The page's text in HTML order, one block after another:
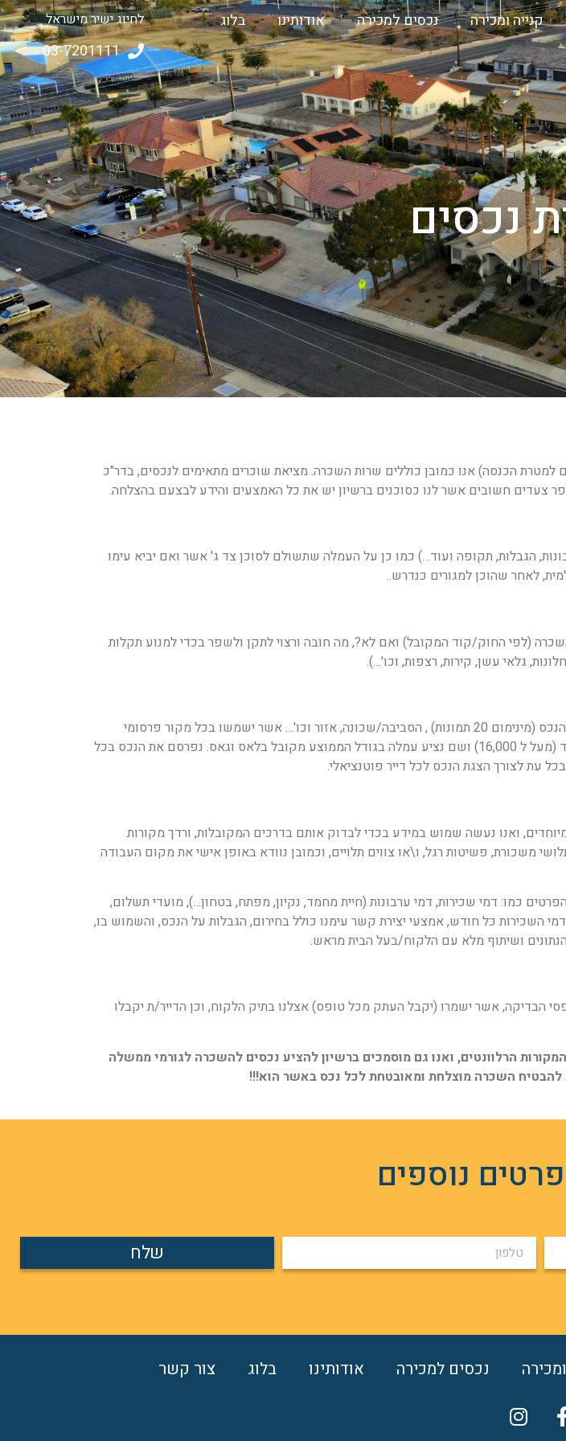
קנייה ומכירה נכסים למכירה אודותינו
בלוג
לחיוג ישיר מישראל
03-7201111
נכסים
למטרת הכנסה) אנו כמובן כוללים שרות השכרה. מציאת שוכרים מתאימים לנכסים, בדר"כ
צעדים חשובים אשר לנו כסוכנים ברשיון יש את כל האמצעים והידע לבצעם בהצלחה.
הגבלות, תקופה ועוד…) כמו כן על העמלה שתשולם לסוכן צד ג' אשר ואם יביא עימו
לאחר שהוכן למגורים כנדרש..
(לפי החוק/קוד המקובל) ואם לא?, מה חובה ורצוי לתקן ולשפר בכדי למנוע תקלות
גלאי עשן, קירות, רצפות, וכו'…).
לאחר שהנכס נמצא מתאים להשכרה/מגורים אנו נבצע גלריית תמונות מקצועית של הנכס (מינימום 20 תמונות) , הסביבה/שכונה, אזור וכו'… אשר ישמשו בכל מקור פרסומי
עתידי. אנו נפרסם את הנכס ראשית במאגר הנדלן הציבורי (אמ אל אס) לסוכנים בלבד (מעל ל 16,000) ושם נציע עמלה בגודל הממוצע מקובל בלאס וגאס. נפרסם את הנכס בכל
עת לצורך הצגת הנכס לכל דייר פוטנציאלי.
ואנו נעשה שמוש במידע בכדי לבדוק אותם בדרכים המקובלות, ורדך מקורות
משכורת, פשיטות רגל, ו\או צווים תלויים, וכמובן נוודא באופן אישי את מקום העבודה
ת הסכם שכירות ל 12 חודשים ובו יצויינו כל הפרטים כמו: דמי שכירות, דמי ערבונות (חיית מחמד, נקיון, מפתח, בטחון…), מועדי תשלום,
השכירות כל חודש, אמצעי יצירת קשר עימנו כולל בחירום, הגבלות על הנכס, והשמוש בו,
ושיתוף מלא עם הלקוח/בעל הבית מראש.
הבדיקה, אשר ישמרו (יקבל העתק מכל טופס) אצלנו בתיק הלקוח, וכן הדייר/ת יקבלו
הרלוונטים, ואנו גם מוסמכים ברשיון להציע נכסים להשכרה לגורמי ממשלה
!!!
נוספים
שלח
נכסים למכירה אודותינו בלוג צור קשר